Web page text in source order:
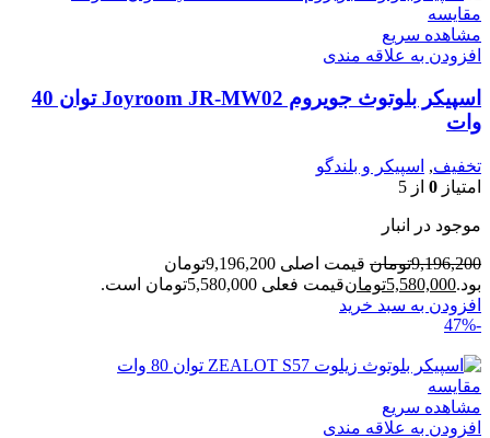
مقایسه
مشاهده سریع
افزودن به علاقه مندی
اسپیکر بلوتوث جویروم Joyroom JR-MW02 توان 40
وات
تخفیف, اسپیکر و بلندگو
امتیاز 0 از 5
موجود در انبار
9,196,200تومان
قیمت اصلی 9,196,200تومان
بود.5,580,000تومانقیمت فعلی 5,580,000تومان است.
افزودن به سبد خرید
-47%
مقایسه
مشاهده سریع
افزودن به علاقه مندی